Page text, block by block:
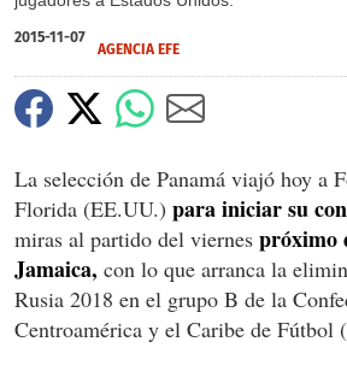
2015-11-07
AGENCIA EFE
La selección de Panamá viajó hoy a
Florida (EE.UU.) para iniciar su
miras al partido del viernes próximo
Jamaica, con lo que arranca la
Rusia 2018 en el grupo B de la
Centroamérica y el Caribe de Fútbol